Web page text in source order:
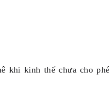
khi kinh thế chưa cho